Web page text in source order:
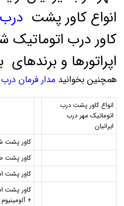
انواع کاور پشت
کاور درب
اپراتورها و
همچنین بخوانید مدار فرمان
انواع کاور پشت درب
اتوماتیک مهر درب
ایرانیان
کاور پشت
کاور پشت
کاور پشت
کاور پشت
+ آلومینیوم